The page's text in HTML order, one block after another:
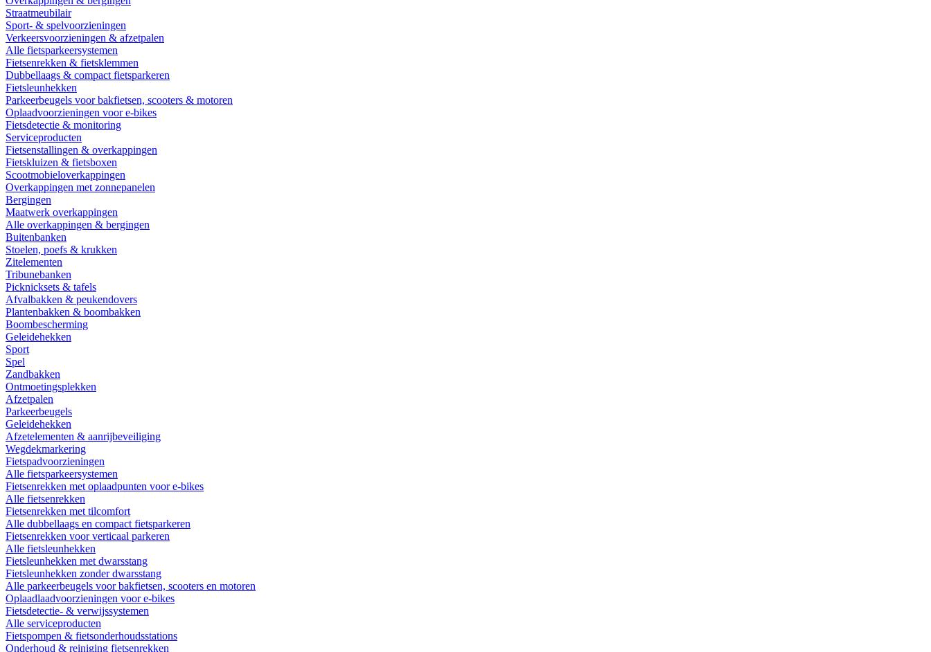
Straatmeubilair
Sport- & spelvoorzieningen
Verkeersvoorzieningen & afzetpalen
Alle fietsparkeersystemen
Fietsenrekken & fietsklemmen
Dubbellaags & compact fietsparkeren
Fietsleunhekken
Parkeerbeugels voor bakfietsen, scooters & motoren
Oplaadvoorzieningen voor e-bikes
Fietsdetectie & monitoring
Serviceproducten
Fietsenstallingen & overkappingen
Fietskluizen & fietsboxen
Scootmobieloverkappingen
Overkappingen met zonnepanelen
Bergingen
Maatwerk overkappingen
Alle overkappingen & bergingen
Buitenbanken
Stoelen, poefs & krukken
Zitelementen
Tribunebanken
Picknicksets & tafels
Afvalbakken & peukendovers
Plantenbakken & boombakken
Boombescherming
Geleidehekken
Sport
Spel
Zandbakken
Ontmoetingsplekken
Afzetpalen
Parkeerbeugels
Geleidehekken
Afzetelementen & aanrijbeveiliging
Wegdekmarkering
Fietspadvoorzieningen
Alle fietsparkeersystemen
Fietsenrekken met oplaadpunten voor e-bikes
Alle fietsenrekken
Fietsenrekken met tilcomfort
Alle dubbellaags en compact fietsparkeren
Fietsenrekken voor verticaal parkeren
Alle fietsleunhekken
Fietsleunhekken met dwarsstang
Fietsleunhekken zonder dwarsstang
Alle parkeerbeugels voor bakfietsen, scooters en motoren
Oplaadlaadvoorzieningen voor e-bikes
Fietsdetectie- & verwijssystemen
Alle serviceproducten
Fietspompen & fietsonderhoudsstations
Onderhoud & reiniging fietsenrekken